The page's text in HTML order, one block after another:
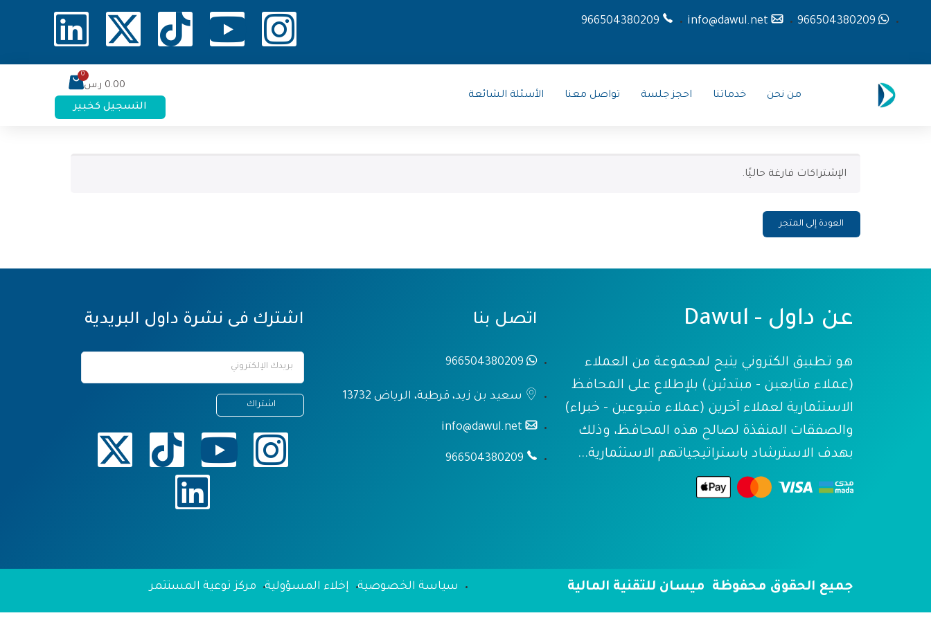
966504380209
info@dawul.net
966504380209
من نحن خدماتنا احجز جلسة تواصل معنا الأسئلة الشائعة
0.00 ر.س
التسجيل كخبير
الإشتراكات فارغة حاليًا.
العودة إلى المتجر
عن داول - Dawul
هو تطبيق الكتروني يتيح لمجموعة من العملاء
(عملاء متابعين - مبتدئين) بلإطلاع على المحافظ
الاستثمارية لعملاء آخرين (عملاء متبوعين - خبراء)
والصفقات المنفذة لصالح هذه المحافظ، وذلك
بهدف الاسترشاد باستراتيجياتهم الاستثمارية...
اتصل بنا
966504380209
سعيد بن زيد، قرطبة، الرياض 13732
info@dawul.net
966504380209
اشترك فى نشرة داول البريدية
جميع الحقوق محفوظة ميسان للتقنية المالية سياسة الخصوصية إخلاء المسؤولية مركز توعية المستثمر